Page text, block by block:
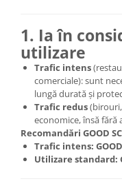
1. Ia în
utilizare
Trafic intens
comerciale): sunt
lungă durată și
Trafic redus
economice, însă fără
Recomandări GOOD
Trafic intens:
Utilizare standard: